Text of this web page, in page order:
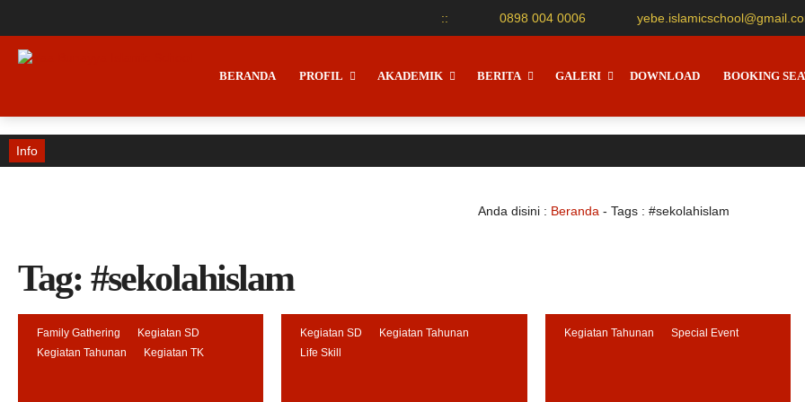
:: 0898 004 0006
BERANDA PROFIL AKADEMIK BERITA GALERI DOWNLOAD BOOKING
Info
Anda disini : Beranda - Tags : #sekolahislam
Tag: #sekolahislam
Family Gathering
Kegiatan SD
Kegiatan Tahunan
Kegiatan TK
Kegiatan SD
Kegiatan Tahunan
Life Skill
Kegiatan Tahunan Special Event